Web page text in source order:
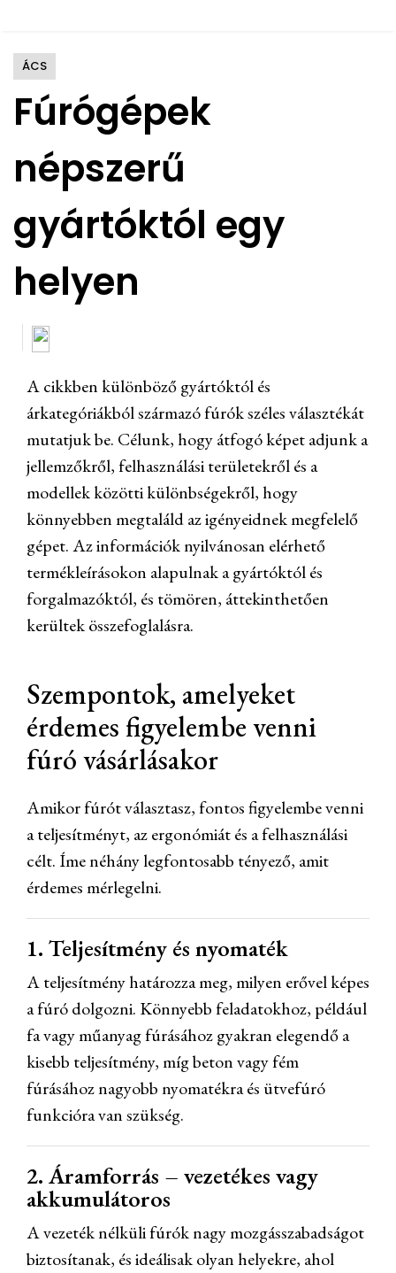
Fúrógépek
népszerű
gyártóktól egy
helyen
ÁCS
A cikkben különböző gyártóktól és
árkategóriákból származó fúrók széles választékát
mutatjuk be. Célunk, hogy átfogó képet adjunk a
jellemzőkről, felhasználási területekről és a
modellek közötti különbségekről, hogy
könnyebben megtaláld az igényeidnek megfelelő
gépet. Az információk nyilvánosan elérhető
termékleírásokon alapulnak a gyártóktól és
forgalmazóktól, és tömören, áttekinthetően
kerültek összefoglalásra.
Szempontok, amelyeket
érdemes figyelembe venni
fúró vásárlásakor
Amikor fúrót választasz, fontos figyelembe venni
a teljesítményt, az ergonómiát és a felhasználási
célt. Íme néhány legfontosabb tényező, amit
érdemes mérlegelni.
1. Teljesítmény és nyomaték
A teljesítmény határozza meg, milyen erővel képes
a fúró dolgozni. Könnyebb feladatokhoz, például
fa vagy műanyag fúrásához gyakran elegendő a
kisebb teljesítmény, míg beton vagy fém
fúrásához nagyobb nyomatékra és ütvefúró
funkcióra van szükség.
2. Áramforrás – vezetékes vagy
akkumulátoros
A vezeték nélküli fúrók nagy mozgásszabadságot
biztosítanak, és ideálisak olyan helyekre, ahol